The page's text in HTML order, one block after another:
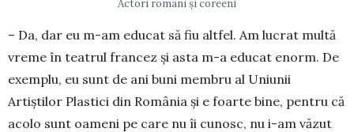
Actori români și coreeni
– Da, dar eu m-am educat să fiu alt­fel. Am lu­crat multă
vreme în tea­trul fran­cez și asta m-a edu­cat enorm. De
exemplu, eu sunt de ani buni mem­bru al Uniunii
Artiștilor Plas­tici din România și e foarte bine, pen­tru că
acolo sunt oa­meni pe care nu îi cu­nosc, nu i-am vă­zut